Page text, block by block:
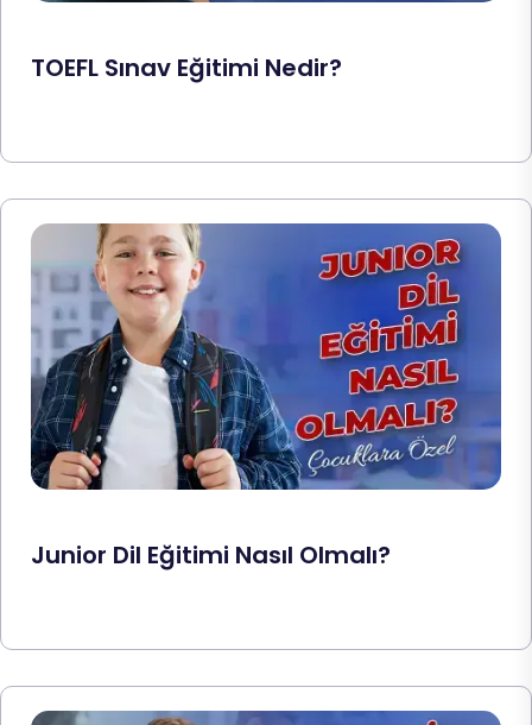
TOEFL Sınav Eğitimi Nedir?
Junior Dil Eğitimi Nasıl Olmalı?